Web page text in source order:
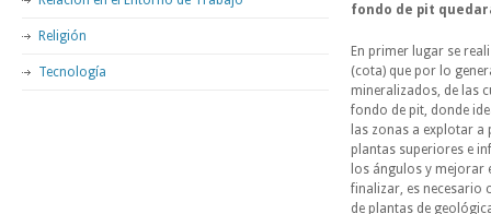
fondo de pit
En primer lugar se
(cota) que por lo
mineralizados, de las
fondo de pit, donde
las zonas a explotar a
plantas superiores e
los ángulos y mejorar
finalizar, es necesario
de plantas de
Religión
Tecnología